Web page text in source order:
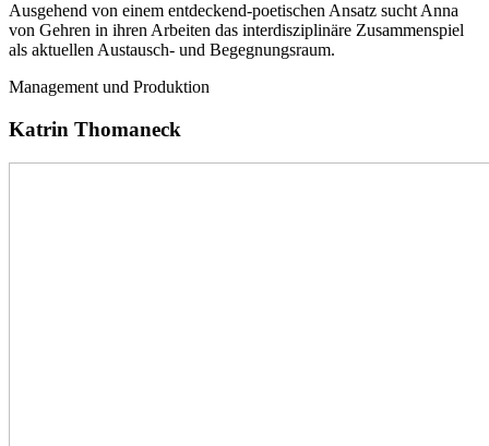
Ausgehend von einem entdeckend-poetischen Ansatz sucht Anna
von Gehren in ihren Arbeiten das interdisziplinäre Zusammenspiel
als aktuellen Austausch- und Begegnungsraum.
Management und Produktion
Katrin Thomaneck